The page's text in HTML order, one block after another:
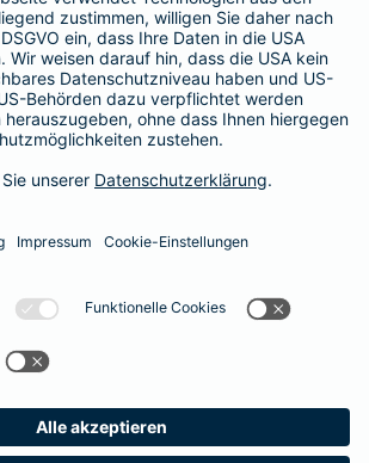
Rechtshinweise
Barrierefreiheit
Datenschutz-Einstellungen
Einfach. Menschlich.